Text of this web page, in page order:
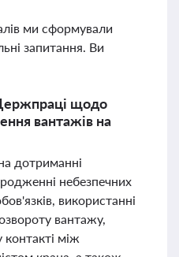
ми сформували
запитання. Ви
щодо
вантажів на
дотриманні
небезпечних
використанні
вантажу,
контакті між